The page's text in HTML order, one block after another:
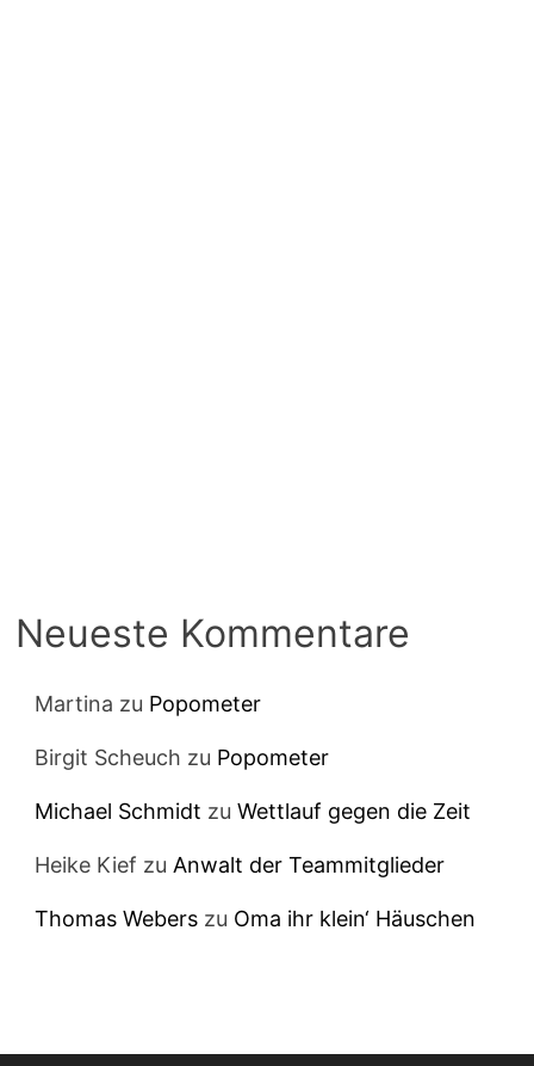
Neueste Kommentare
Martina zu Popometer
Birgit Scheuch zu Popometer
Michael Schmidt zuWettlauf gegen die Zeit
Heike Kief zuAnwalt der Teammitglieder
Thomas Webers zu Oma ihr klein‘ Häuschen